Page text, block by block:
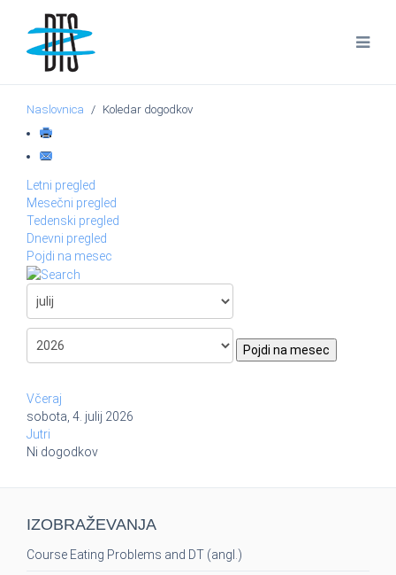
Naslovnica Koledar dogodkov
Letni pregled
Mesečni pregled
Tedenski pregled
Dnevni pregled
Pojdi na mesec
Pojdi na mesec
Včeraj
sobota, 4. julij 2026
Jutri
Ni dogodkov
IZOBRAŽEVANJA
Course Eating Problems and DT (angl.)